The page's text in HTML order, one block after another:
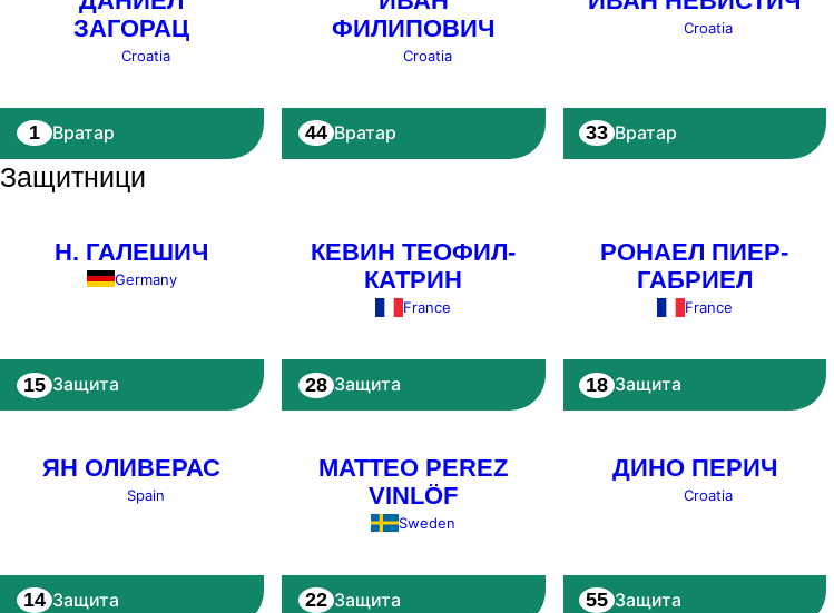
ЗАГОРАЦ
Croatia
1 Вратар
ФИЛИПОВИЧ
Croatia
44 Вратар
Croatia
33 Вратар
Защитници
Н. ГАЛЕШИЧ
Germany
15 Защита
КЕВИН ТЕОФИЛ-
КАТРИН
France
28 Защита
РОНАЕЛ ПИЕР-
ГАБРИЕЛ
France
18 Защита
ЯН ОЛИВЕРАС
Spain
14 Защита
MATTEO PEREZ
VINLÖF
Sweden
22 Защита
ДИНО ПЕРИЧ
Croatia
55 Защита